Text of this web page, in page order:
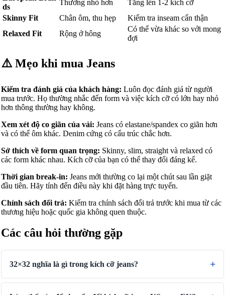
ds
Thường nhỏ hơn
Tăng lên 1-2 kích cỡ
Skinny Fit
Chân ôm, thu hẹp
Kiểm tra inseam cẩn thận
Relaxed Fit
Rộng ở hông
Có thể vừa khác so với mong
đợi
⚠️ Mẹo khi mua Jeans
Kiểm tra đánh giá của khách hàng: Luôn đọc đánh giá từ người
mua trước. Họ thường nhắc đến form và việc kích cỡ có lớn hay nhỏ
hơn thông thường hay không.
Xem xét độ co giãn của vải: Jeans có elastane/spandex co giãn hơn
và có thể ôm khác. Denim cứng có cấu trúc chắc hơn.
Sở thích về form quan trọng: Skinny, slim, straight và relaxed có
các form khác nhau. Kích cỡ của bạn có thể thay đổi đáng kể.
Thời gian break-in: Jeans mới thường co lại một chút sau lần giặt
đầu tiên. Hãy tính đến điều này khi đặt hàng trực tuyến.
Chính sách đổi trả: Kiểm tra chính sách đổi trả trước khi mua từ các
thương hiệu hoặc quốc gia không quen thuộc.
Các câu hỏi thường gặp
32×32 nghĩa là gì trong kích cỡ jeans?